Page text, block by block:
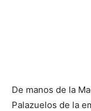
De manos de la
Palazuelos de la